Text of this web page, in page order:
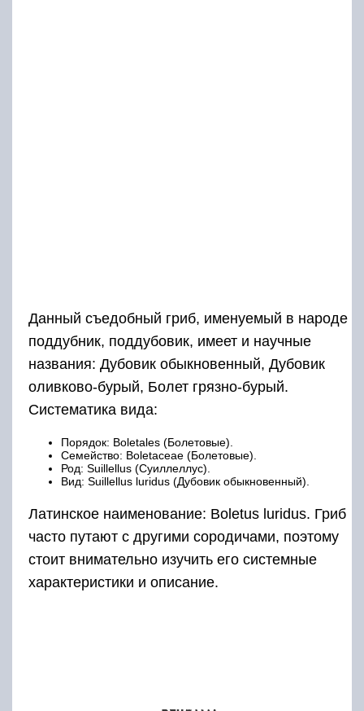
Данный съедобный гриб, именуемый в народе
поддубник, поддубовик, имеет и научные
названия: Дубовик обыкновенный, Дубовик
оливково-бурый, Болет грязно-бурый.
Систематика вида:
Порядок: Boletales (Болетовые).
Семейство: Boletaceae (Болетовые).
Род: Suillellus (Суиллеллус).
Вид: Suillellus luridus (Дубовик обыкновенный).
Латинское наименование: Boletus luridus. Гриб
часто путают с другими сородичами, поэтому
стоит внимательно изучить его системные
характеристики и описание.